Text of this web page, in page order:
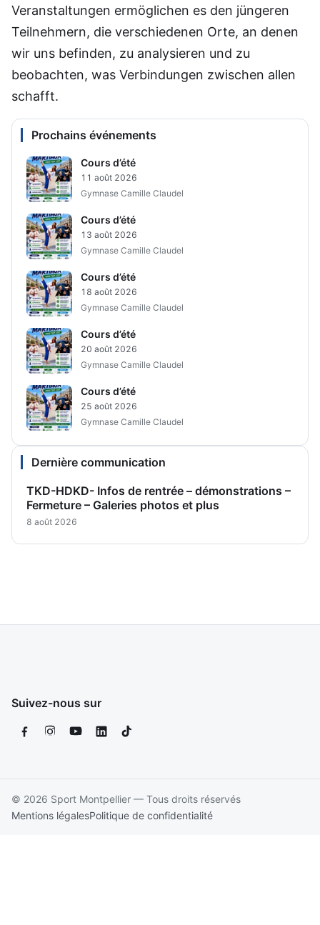
Veranstaltungen ermöglichen es den jüngeren
Teilnehmern, die verschiedenen Orte, an denen
wir uns befinden, zu analysieren und zu
beobachten, was Verbindungen zwischen allen
schafft.
Prochains événements
Cours d’été
11 août 2026
Gymnase Camille Claudel
Cours d’été
13 août 2026
Gymnase Camille Claudel
Cours d’été
18 août 2026
Gymnase Camille Claudel
Cours d’été
20 août 2026
Gymnase Camille Claudel
Cours d’été
25 août 2026
Gymnase Camille Claudel
Dernière communication
TKD-HDKD- Infos de rentrée – démonstrations –
Fermeture – Galeries photos et plus
8 août 2026
Suivez-nous sur
© 2026 Sport Montpellier — Tous droits réservés
Mentions légalesPolitique de confidentialité